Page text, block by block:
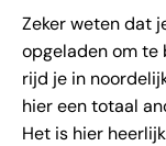
Zeker weten dat
opgeladen om te
rijd je in
hier een totaal
Het is hier